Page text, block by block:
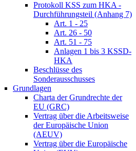
Protokoll KSS zum HKA -
Durchführungsteil (Anhang 7)
Art. 1 - 25
Art. 26 - 50
Art. 51 - 75
Anlagen 1 bis 3 KSSD-
HKA
Beschlüsse des
Sonderausschusses
Grundlagen
Charta der Grundrechte der
EU (GRC)
Vertrag über die Arbeitsweise
der Europäische Union
(AEUV)
Vertrag über die Europäische